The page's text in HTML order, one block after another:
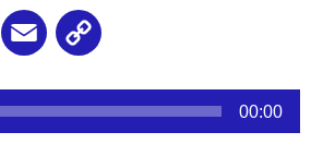
WhatsApp
Email
00:00